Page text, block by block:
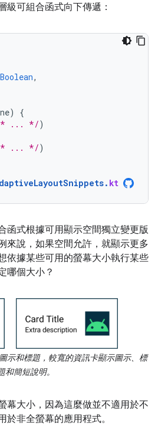
級可組合函式向下傳遞：
Boolean,
)
{
... */)
... */)
. kt
函式根據可用顯示空間獨立變更版
來說，如果空間允許，就顯示更多
依據某些可用的螢幕大小執行某些
哪個大小？
示和標題，較寬的資訊卡顯示圖示、標
和簡短說明。
幕大小，因為這麼做並不適用於不
於非全螢幕的應用程式。